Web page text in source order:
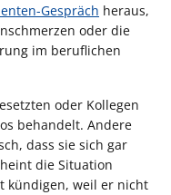
Gespräch heraus,
oder die
im beruflichen
oder Kollegen
behandelt. Andere
dass sie sich gar
die Situation
kündigen, weil er nicht